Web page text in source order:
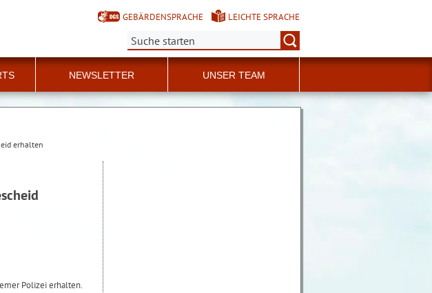
GEBÄRDENSPRACHE
LEICHTE SPRACHE
Suche:
NEWSLETTER UNSER TEAM
erhalten
Polizei erhalten.